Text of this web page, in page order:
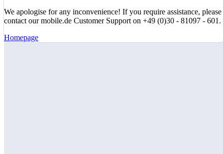
We apologise for any inconvenience! If you require assistance, please
contact our mobile.de Customer Support on +49 (0)30 - 81097 - 601.
Homepage